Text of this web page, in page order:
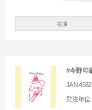
在庫
#今野印
発注単位